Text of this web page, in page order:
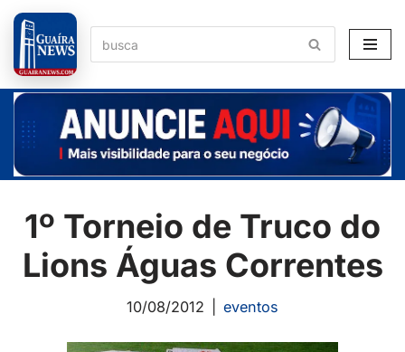
Pular
para
o
conteúdo
1º Torneio de Truco do
Lions Águas Correntes
10/08/2012 eventos